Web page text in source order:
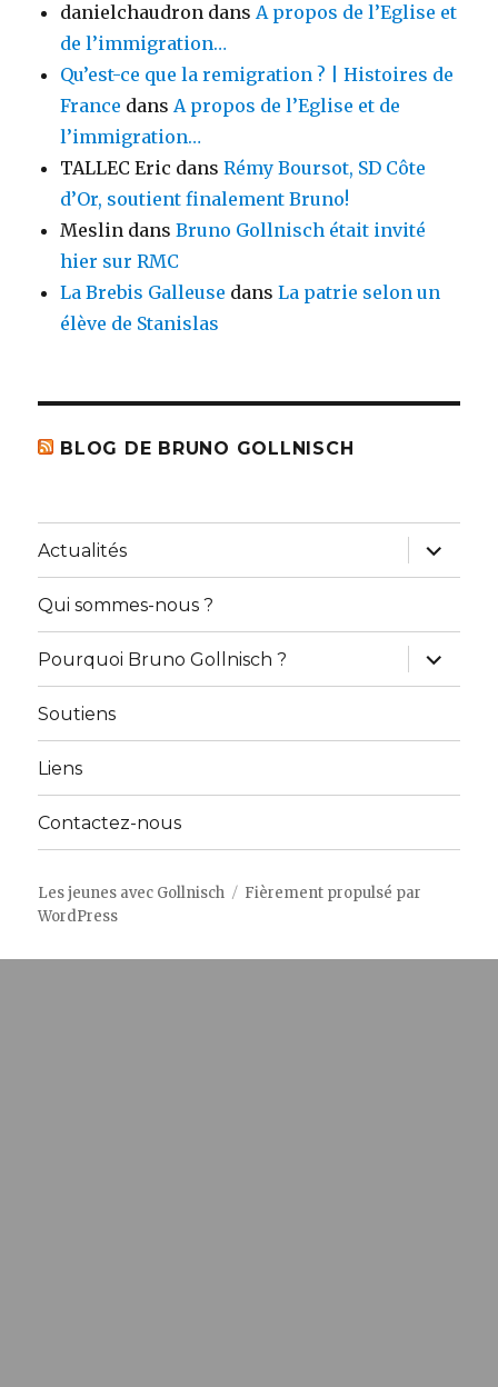
danielchaudron dansA propos de l’Eglise et
de l’immigration…
Qu’est-ce que la remigration ? | Histoires de
France dansA propos de l’Eglise et de
l’immigration…
TALLEC Eric dansRémy Boursot, SD Côte
d’Or, soutient finalement Bruno!
Meslin dansBruno Gollnisch était invité
hier sur RMC
La Brebis Galleuse dansLa patrie selon un
élève de Stanislas
BLOG DE BRUNO GOLLNISCH
Actualités
ouvrir
le
sous-
Qui sommes-nous ?
Pourquoi Bruno Gollnisch ?
ouvrir
le
sous-
Soutiens
Liens
Contactez-nous
Les jeunes avec Gollnisch
Fièrement propulsé par
WordPress